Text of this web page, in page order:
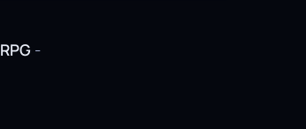
-